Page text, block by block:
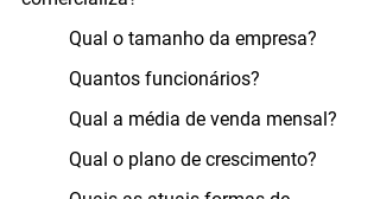
	Qual o tamanho da empresa?
	Quantos funcionários?
	Qual a média de venda mensal?
	Qual o plano de crescimento?